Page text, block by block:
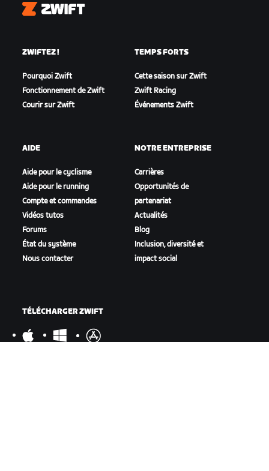
Zwift
ZWIFTEZ !
Pourquoi Zwift
Fonctionnement de Zwift
Courir sur Zwift
TEMPS FORTS
Cette saison sur Zwift
Zwift Racing
Événements Zwift
AIDE
Aide pour le cyclisme
Aide pour le running
Compte et commandes
Vidéos tutos
Forums
État du système
Nous contacter
NOTRE ENTREPRISE
Carrières
Opportunités de
partenariat
Actualités
Blog
Inclusion, diversité et
impact social
TÉLÉCHARGER ZWIFT